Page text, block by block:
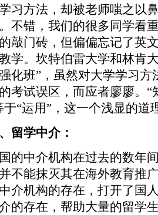
习方法，却被老师嗤之以
不错，我们的很多同学看
敲门砖，但偏偏忘记了英
学。坎特伯雷大学和林肯
化班”，虽然对大学学习
考试误区，而应者廖廖。“
于“运用”，这一个浅显的
学中介：
中介机构在过去的数年间
不能抹灭其在海外教育推
介机构的存在，打开了国
的存在，帮助大量的留学